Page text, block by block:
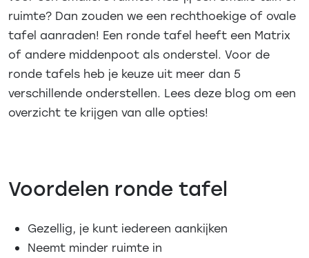
ruimte? Dan zouden we een rechthoekige of ovale
tafel aanraden! Een ronde tafel heeft een Matrix
of andere middenpoot als onderstel. Voor de
ronde tafels heb je keuze uit meer dan 5
verschillende onderstellen. Lees deze blog om een
overzicht te krijgen van alle opties!
Voordelen ronde tafel
Gezellig, je kunt iedereen aankijken
Neemt minder ruimte in